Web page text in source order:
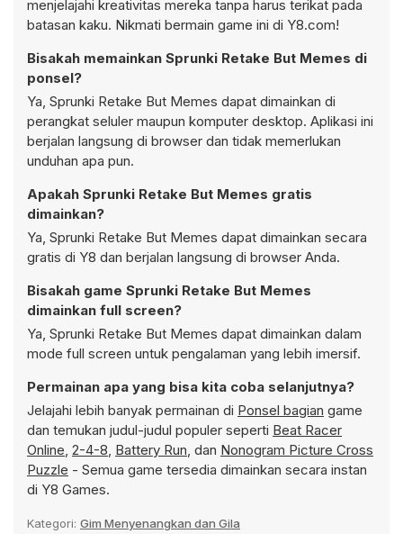
menjelajahi kreativitas mereka tanpa harus terikat pada
batasan kaku. Nikmati bermain game ini di Y8.com!
Bisakah memainkan Sprunki Retake But Memes di
ponsel?
Ya, Sprunki Retake But Memes dapat dimainkan di
perangkat seluler maupun komputer desktop. Aplikasi ini
berjalan langsung di browser dan tidak memerlukan
unduhan apa pun.
Apakah Sprunki Retake But Memes gratis
dimainkan?
Ya, Sprunki Retake But Memes dapat dimainkan secara
gratis di Y8 dan berjalan langsung di browser Anda.
Bisakah game Sprunki Retake But Memes
dimainkan full screen?
Ya, Sprunki Retake But Memes dapat dimainkan dalam
mode full screen untuk pengalaman yang lebih imersif.
Permainan apa yang bisa kita coba selanjutnya?
Jelajahi lebih banyak permainan di Ponsel bagian game
dan temukan judul-judul populer seperti Beat Racer
Online, 2-4-8, Battery Run, dan Nonogram Picture Cross
Puzzle - Semua game tersedia dimainkan secara instan
di Y8 Games.
Kategori: Gim Menyenangkan dan Gila